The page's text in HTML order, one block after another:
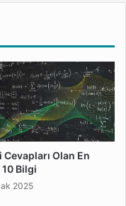
Cevapları Olan En
Bilgi
2025